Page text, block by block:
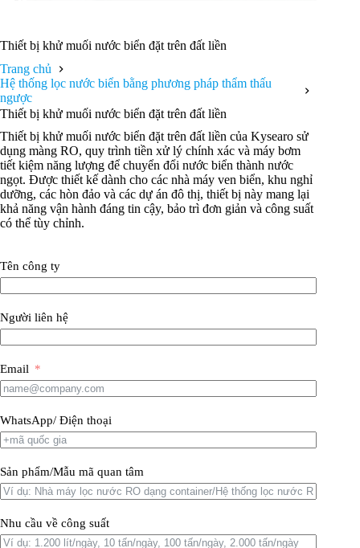
Thiết bị khử muối nước biển đặt trên đất liền
Trang chủ
Hệ thống lọc nước biển bằng phương pháp thẩm thấu
ngược
Thiết bị khử muối nước biển đặt trên đất liền
Thiết bị khử muối nước biển đặt trên đất liền của Kysearo sử
dụng màng RO, quy trình tiền xử lý chính xác và máy bơm
tiết kiệm năng lượng để chuyển đổi nước biển thành nước
ngọt. Được thiết kế dành cho các nhà máy ven biển, khu nghỉ
dưỡng, các hòn đảo và các dự án đô thị, thiết bị này mang lại
khả năng vận hành đáng tin cậy, bảo trì đơn giản và công suất
có thể tùy chỉnh.
Tên công ty
Người liên hệ
Email
WhatsApp/ Điện thoại
Sản phẩm/Mẫu mã quan tâm
Nhu cầu về công suất